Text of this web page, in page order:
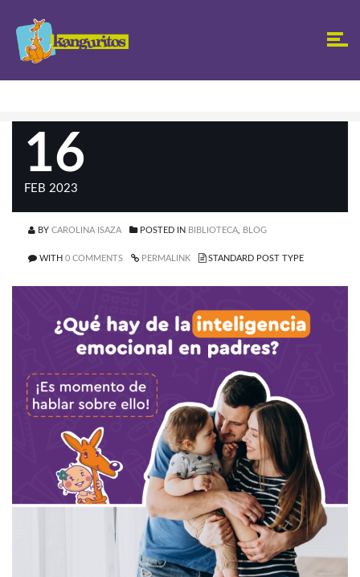
16
FEB 2023
BY CAROLINA ISAZA POSTED IN BIBLIOTECA BLOG
WITH 0 COMMENTS PERMALINK STANDARD POST TYPE